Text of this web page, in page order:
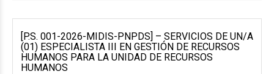
[P.S. 001-2026-MIDIS-PNPDS] – SERVICIOS DE UN/A
(01) ESPECIALISTA III EN GESTIÓN DE RECURSOS
HUMANOS PARA LA UNIDAD DE RECURSOS
HUMANOS